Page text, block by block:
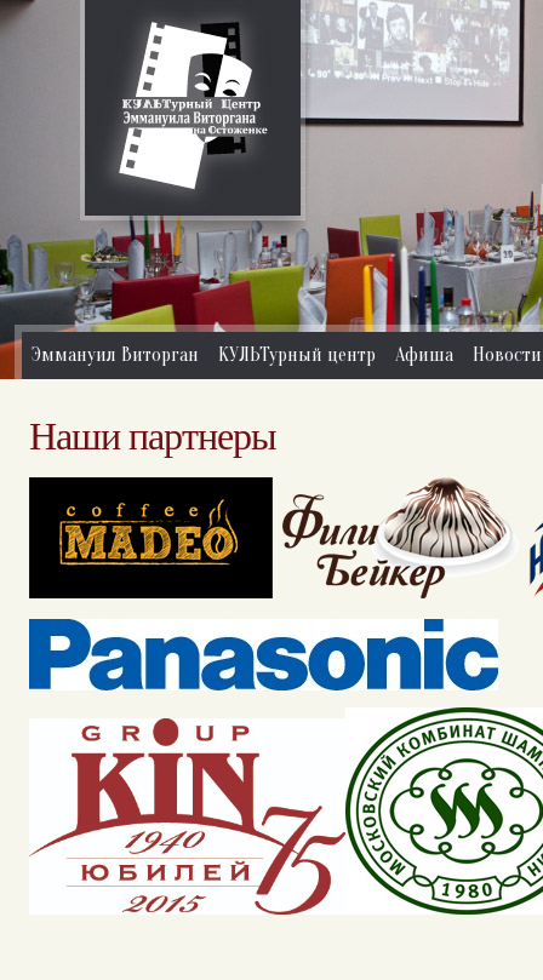
Эммануил Виторган КУЛЬТурный центр Афиша Новости
Наши партнеры